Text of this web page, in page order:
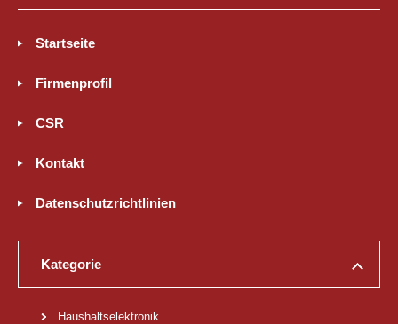
Startseite
Firmenprofil
CSR
Kontakt
Datenschutzrichtlinien
Kategorie
Haushaltselektronik